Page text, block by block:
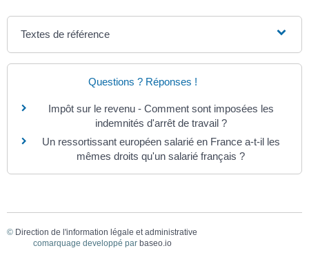
Textes de référence
Questions ? Réponses !
Impôt sur le revenu - Comment sont imposées les
indemnités d'arrêt de travail ?
Un ressortissant européen salarié en France a-t-il les
mêmes droits qu'un salarié français ?
© Direction de l'information légale et administrative
comarquage developpé par baseo.io